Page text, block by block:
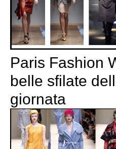
Paris Fashion
belle sfilate
giornata